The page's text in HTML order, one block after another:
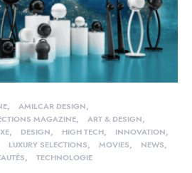
AMILCAR DESIGN
MAGAZINE
ART & DESIGN
DESIGN HIGH TECH
INNOVATION
LUXURY SELECTIONS MOVIES
NEWS
TECHNOLOGIE